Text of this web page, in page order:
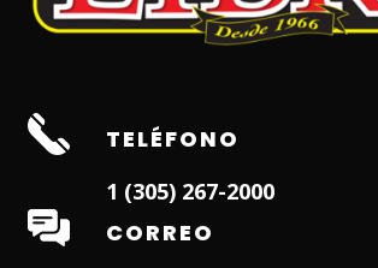
TELÉFONO
1 (305) 267-2000
CORREO